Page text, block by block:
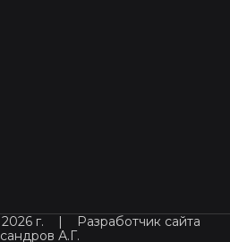
г. |
Разработчик сайта
А.Г.